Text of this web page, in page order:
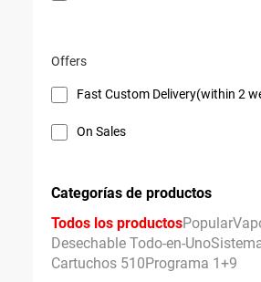
Offers
Fast Custom Delivery(within 2
On Sales
Categorías de productos
Todos los productosPopular
Desechable Todo-en-Uno
Cartuchos 510Programa 1+9